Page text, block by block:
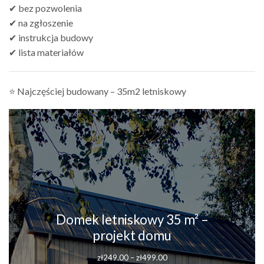
✔ bez pozwolenia
✔ na zgłoszenie
✔ instrukcja budowy
✔ lista materiałów
⭐ Najczęściej budowany – 35m2 letniskowy
Domek letniskowy 35 m² –
projekt domu
zł249.00 – zł499.00Zakres